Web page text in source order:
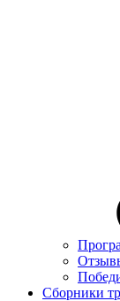
Сборники